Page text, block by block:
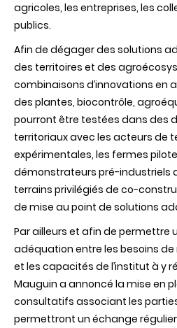
agricoles, les entreprises, les
publics.
Afin de dégager des solutions
des territoires et des
combinaisons d’innovations en
des plantes, biocontrôle,
pourront être testées dans des
territoriaux avec les acteurs de
expérimentales, les fermes
démonstrateurs pré-industriels
terrains privilégiés de co-
de mise au point de solutions
Par ailleurs et afin de permettre
adéquation entre les besoins
et les capacités de l’institut à y
Mauguin a annoncé la mise en
consultatifs associant les
permettront un échange